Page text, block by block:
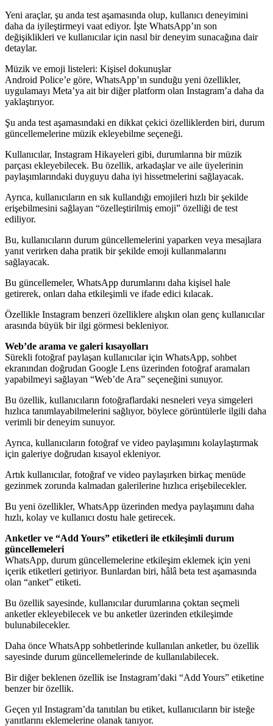
Yeni araçlar, şu anda test aşamasında olup, kullanıcı deneyimini
daha da iyileştirmeyi vaat ediyor. İşte WhatsApp’ın son
değişiklikleri ve kullanıcılar için nasıl bir deneyim sunacağına dair
detaylar.
Müzik ve emoji listeleri: Kişisel dokunuşlar
Android Police’e göre, WhatsApp’ın sunduğu yeni özellikler,
uygulamayı Meta’ya ait bir diğer platform olan Instagram’a daha da
yaklaştırıyor.
Şu anda test aşamasındaki en dikkat çekici özelliklerden biri, durum
güncellemelerine müzik ekleyebilme seçeneği.
Kullanıcılar, Instagram Hikayeleri gibi, durumlarına bir müzik
parçası ekleyebilecek. Bu özellik, arkadaşlar ve aile üyelerinin
paylaşımlarındaki duyguyu daha iyi hissetmelerini sağlayacak.
Ayrıca, kullanıcıların en sık kullandığı emojileri hızlı bir şekilde
erişebilmesini sağlayan “özelleştirilmiş emoji” özelliği de test
ediliyor.
Bu, kullanıcıların durum güncellemelerini yaparken veya mesajlara
yanıt verirken daha pratik bir şekilde emoji kullanmalarını
sağlayacak.
Bu güncellemeler, WhatsApp durumlarını daha kişisel hale
getirerek, onları daha etkileşimli ve ifade edici kılacak.
Özellikle Instagram benzeri özelliklere alışkın olan genç kullanıcılar
arasında büyük bir ilgi görmesi bekleniyor.
Web’de arama ve galeri kısayolları
Sürekli fotoğraf paylaşan kullanıcılar için WhatsApp, sohbet
ekranından doğrudan Google Lens üzerinden fotoğraf aramaları
yapabilmeyi sağlayan “Web’de Ara” seçeneğini sunuyor.
Bu özellik, kullanıcıların fotoğraflardaki nesneleri veya simgeleri
hızlıca tanımlayabilmelerini sağlıyor, böylece görüntülerle ilgili daha
verimli bir deneyim sunuyor.
Ayrıca, kullanıcıların fotoğraf ve video paylaşımını kolaylaştırmak
için galeriye doğrudan kısayol ekleniyor.
Artık kullanıcılar, fotoğraf ve video paylaşırken birkaç menüde
gezinmek zorunda kalmadan galerilerine hızlıca erişebilecekler.
Bu yeni özellikler, WhatsApp üzerinden medya paylaşımını daha
hızlı, kolay ve kullanıcı dostu hale getirecek.
Anketler ve “Add Yours” etiketleri ile etkileşimli durum
güncellemeleri
WhatsApp, durum güncellemelerine etkileşim eklemek için yeni
içerik etiketleri getiriyor. Bunlardan biri, hâlâ beta test aşamasında
olan “anket” etiketi.
Bu özellik sayesinde, kullanıcılar durumlarına çoktan seçmeli
anketler ekleyebilecek ve bu anketler üzerinden etkileşimde
bulunabilecekler.
Daha önce WhatsApp sohbetlerinde kullanılan anketler, bu özellik
sayesinde durum güncellemelerinde de kullanılabilecek.
Bir diğer beklenen özellik ise Instagram’daki “Add Yours” etiketine
benzer bir özellik.
Geçen yıl Instagram’da tanıtılan bu etiket, kullanıcıların bir isteğe
yanıtlarını eklemelerine olanak tanıyor.